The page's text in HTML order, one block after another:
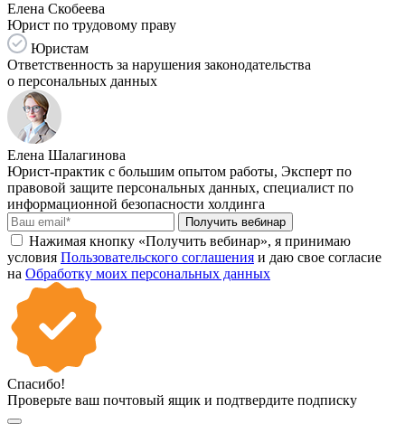
Елена Скобеева
Юрист по трудовому праву
Юристам
Ответственность за нарушения законодательства
о персональных данных
Елена Шалагинова
Юрист-практик с большим опытом работы, Эксперт по
правовой защите персональных данных, специалист по
информационной безопасности холдинга
Получить вебинар
Нажимая кнопку «Получить вебинар», я принимаю
условия Пользовательского соглашения и даю свое согласие
на Обработку моих персональных данных
Спасибо!
Проверьте ваш почтовый ящик и подтвердите подписку